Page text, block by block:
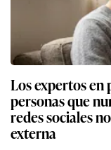
Los expertos en
personas que
redes sociales
externa